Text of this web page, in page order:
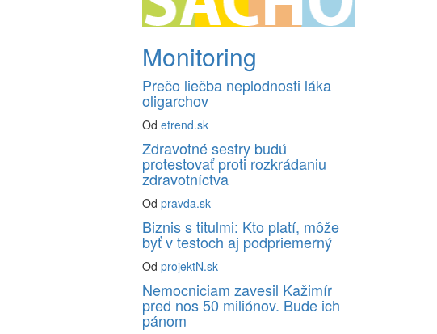
Monitoring
Prečo liečba neplodnosti láka
oligarchov
Odetrend.sk
Zdravotné sestry budú
protestovať proti rozkrádaniu
zdravotníctva
Odpravda.sk
Biznis s titulmi: Kto platí, môže
byť v testoch aj podpriemerný
OdprojektN.sk
Nemocniciam zavesil Kažimír
pred nos 50 miliónov. Bude ich
pánom